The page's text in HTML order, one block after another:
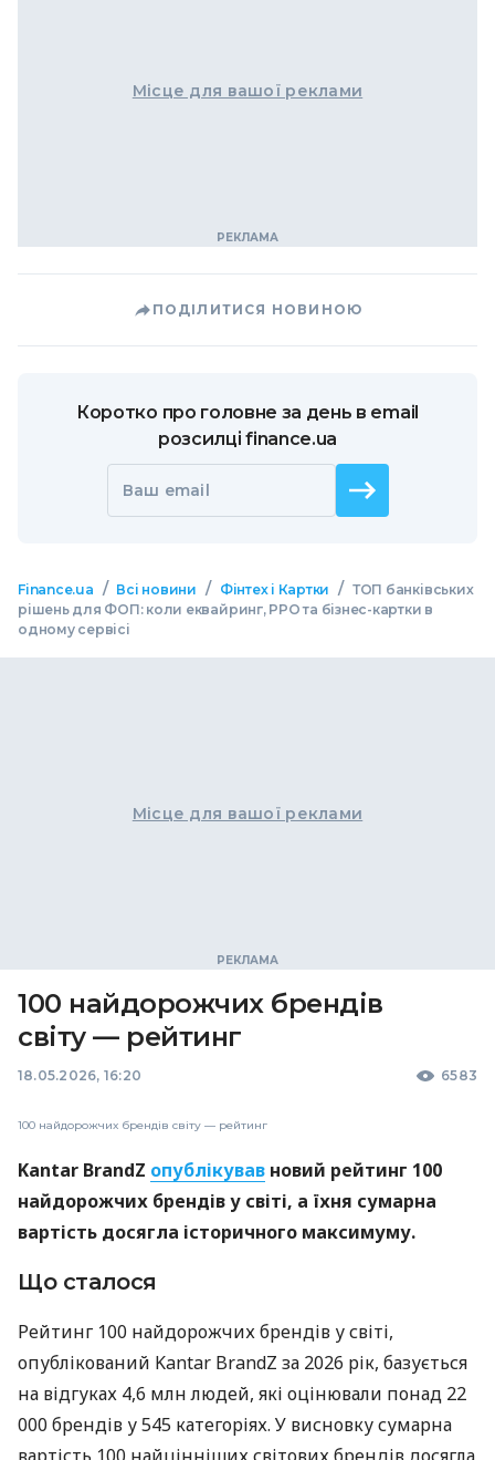
Місце для вашої реклами
ПОДІЛИТИСЯ НОВИНОЮ
Коротко про головне за день в email
розсилці finance.ua
Ваш email
Finance.ua / Всі новини / Фінтех і Картки / ТОП банківських
рішень для ФОП: коли еквайринг, РРО та бізнес-картки в
одному сервісі
Місце для вашої реклами
100 найдорожчих брендів
світу — рейтинг
18.05.2026, 16:20 6583
100 найдорожчих брендів світу — рейтинг
Kantar BrandZ опублікував новий рейтинг 100
найдорожчих брендів у світі, а їхня сумарна
вартість досягла історичного максимуму.
Що сталося
Рейтинг 100 найдорожчих брендів у світі,
опублікований Kantar BrandZ за 2026 рік, базується
на відгуках 4,6 млн людей, які оцінювали понад 22
000 брендів у 545 категоріях. У висновку сумарна